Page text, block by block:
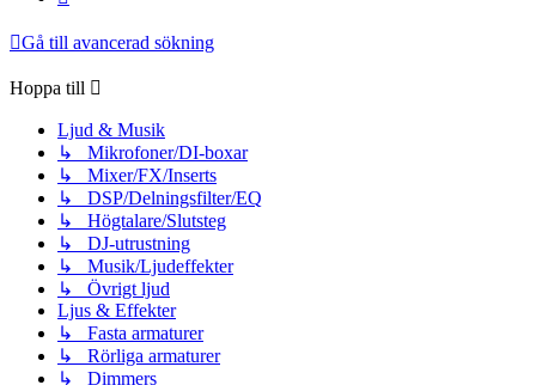
Gå till avancerad sökning
Hoppa till
Ljud & Musik
↳ Mikrofoner/DI-boxar
↳ Mixer/FX/Inserts
↳ DSP/Delningsfilter/EQ
↳ Högtalare/Slutsteg
↳ DJ-utrustning
↳ Musik/Ljudeffekter
↳ Övrigt ljud
Ljus & Effekter
↳ Fasta armaturer
↳ Rörliga armaturer
↳ Dimmers